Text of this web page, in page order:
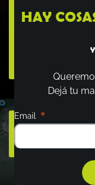
Todos los Rodelu ¡SE
Esta es el
Pocitos
nuestra
HAY
Dejá tu
Email